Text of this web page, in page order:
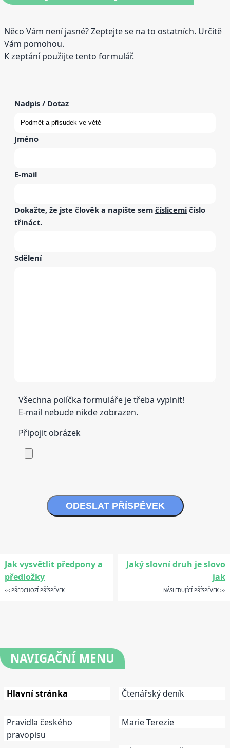
Něco Vám není jasné? Zeptejte se na to ostatních. Určitě
Vám pomohou.
K zeptání použijte tento formulář.
Nadpis / Dotaz
Jméno
E-mail
Dokažte, že jste člověk a napište sem číslicemi číslo
třináct.
Sdělení
Všechna políčka formuláře je třeba vyplnit!
E-mail nebude nikde zobrazen.
Připojit obrázek
ODESLAT PŘÍSPĚVEK
Jak vysvětlit předpony a
předložky
<< PŘEDCHOZÍ PŘÍSPĚVEK
Jaký slovní druh je slovo
jak
NÁSLEDUJÍCÍ PŘÍSPĚVEK >>
NAVIGAČNÍ MENU
Hlavní stránka
Pravidla českého
pravopisu
Čtenářský deník
Marie Terezie